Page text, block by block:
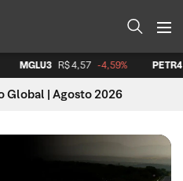
R$ 4,57 -4,59% PETR4 R$
Global | Agosto 2026